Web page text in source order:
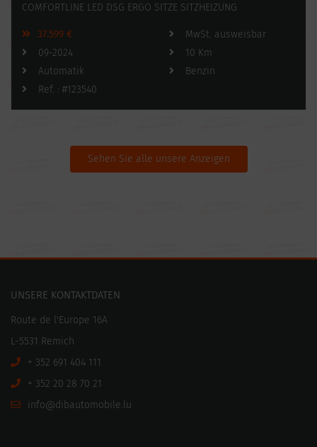
COMFORTLINE LED DSG ERGO SITZE SITZHEIZUNG
37.599 €
MwSt. ausweisbar
09-2024
10 Km
Automatik
Benzin
Ref. : #123540
Sehen Sie alle unsere Anzeigen
UNSERE KONTAKTDATEN
Route de l'Europe 16A
L-5531 Remich
+ 352 691 404 111
+ 352 20 28 70 21
ul.elibo
motuabid@of
ni